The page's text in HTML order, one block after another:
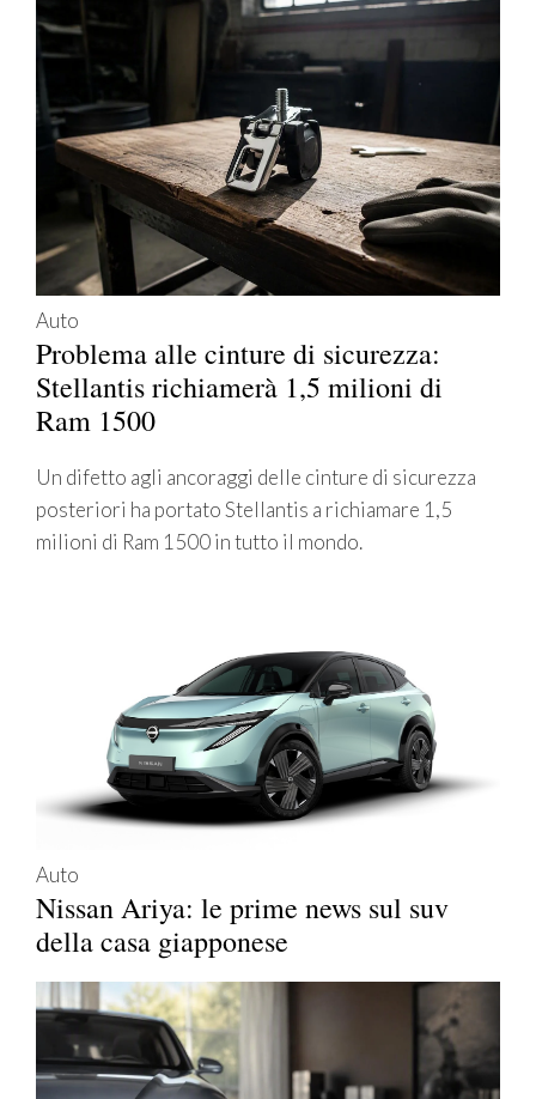
Auto
Problema alle cinture di sicurezza:
Stellantis richiamerà 1,5 milioni di
Ram 1500
Un difetto agli ancoraggi delle cinture di sicurezza
posteriori ha portato Stellantis a richiamare 1,5
milioni di Ram 1500 in tutto il mondo.
Auto
Nissan Ariya: le prime news sul suv
della casa giapponese